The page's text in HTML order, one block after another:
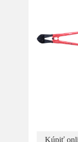
Kúpiť